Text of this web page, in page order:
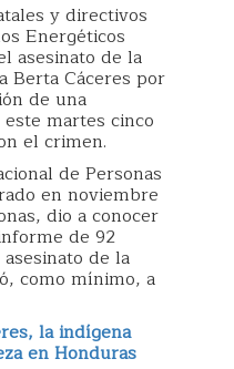
y directivos
Energéticos
asesinato de la
Berta Cáceres por
de una
martes cinco
el crimen.
de Personas
en noviembre
dio a conocer
de 92
de la
como mínimo, a
la indígena
en Honduras